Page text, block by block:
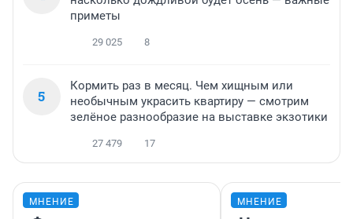
приметы
29 025 8
5
Кормить раз в месяц. Чем хищным или
необычным украсить квартиру — смотрим
зелёное разнообразие на выставке экзотики
27 479 17
МНЕНИЕ МНЕНИЕ